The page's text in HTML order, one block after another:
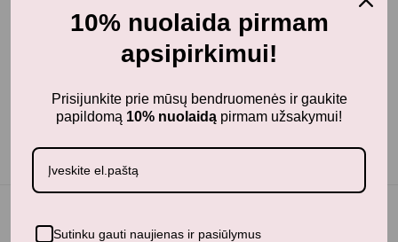
Po kiekvieno naudojimo galima tiesiog nuvalyti drėgna
10% nuolaida pirmam
apsipirkimui!
Prisijunkite prie mūsų bendruomenės ir gaukite
papildomą 10% nuolaidą pirmam užsakymui!
Sutinku gauti naujienas ir pasiūlymus